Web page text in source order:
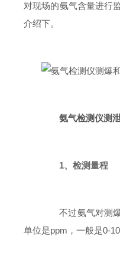
对现场的氨气含量进行
介绍下。
氨气检测仪测
1、检测量程
不过氨气对测爆
单位是ppm，一般是0-